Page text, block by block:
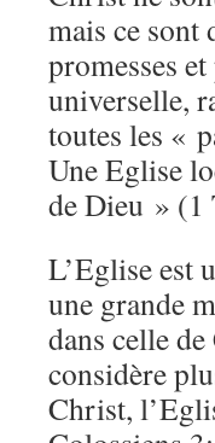
mais ce sont
promesses
universelle,
toutes les «
Une Eglise
de Dieu » (1
L’Eglise est
une grande
dans celle
considère
Christ,